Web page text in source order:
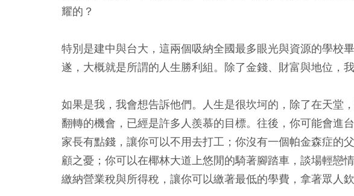
耀的？
特別是建中與台大，這兩個吸納全國最多眼光與資源的學校
遂，大概就是所謂的人生勝利組。除了金錢、財富與地位，
如果是我，我會想告訴他們。
人生是很坎坷的，除了在天堂
翻轉的機會，已經是許多人羨慕的目標。 往後，你可能會進
家長有點錢，讓你可以不用去打工；你沒有一個帕金森症的
顧之憂；你可以在椰林大道上悠閒的騎著腳踏車，談場輕戀
繳納營業稅與所得稅，讓你可以繳著最低的學費，拿著眾人欽